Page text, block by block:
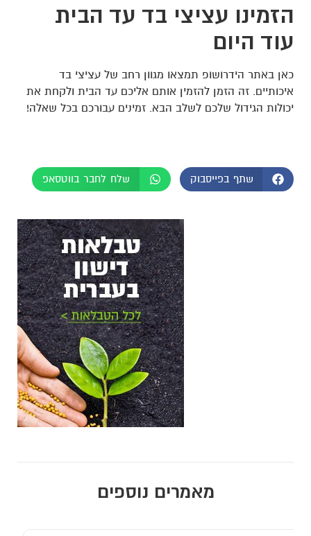
הזמינו עציצי בד עד הבית
עוד היום
כאן באתר הידרושופ תמצאו מגוון רחב של עציצי בד
איכותיים. זה הזמן להזמין אותם אליכם עד הבית ולקחת את
יכולות הגידול שלכם לשלב הבא. זמינים עבורכם בכל שאלה!
שתף בפייסבוק שלח לחבר בווטסאפ
מאמרים נוספים